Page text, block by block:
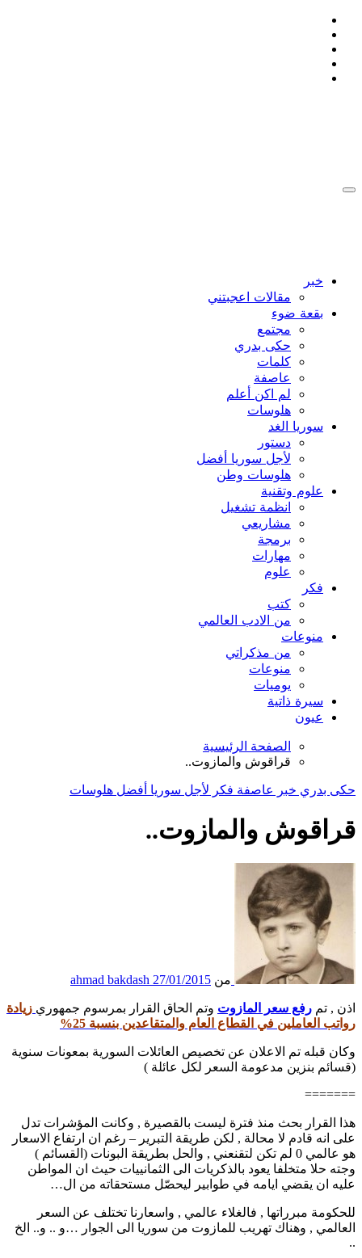
التجاوز
المحتوى
خبر
مقالات اعجبتني
بقعة ضوء
مجتمع
حكى بدري
كلمات
عاصفة
لم اكن أعلم
هلوسات
سوريا الغد
دستور
لأجل سوريا أفضل
هلوسات وطن
علوم وتقنية
انظمة تشغيل
مشاريعي
برمجة
مهارات
علوم
فكر
كتب
من الادب العالمي
منوعات
من مذكراتي
منوعات
يوميات
سيرة ذاتية
عيون
الصفحة الرئيسية
قراقوش والمازوت..
حكى بدري خبر عاصفة فكر لأجل سوريا أفضل هلوسات
قراقوش والمازوت..
من ahmad bakdash 27/01/2015
اذن , تم رفع سعر المازوت وتم الحاق القرار بمرسوم جمهوري زيادة
رواتب العاملين في القطاع العام والمتقاعدين بنسبة 25%
وكان قبله تم الاعلان عن تخصيص العائلات السورية بمعونات سنوية
(قسائم بنزين مدعومة السعر لكل عائلة )
=======
هذا القرار بحث منذ فترة ليست بالقصيرة , وكانت المؤشرات تدل
على انه قادم لا محالة , لكن طريقة التبرير – رغم ان ارتفاع الاسعار
هو عالمي 0 لم تكن لتقنعني , والحل بطريقة البونات (القسائم )
وجته حلا متخلفا يعود بالذكريات الى الثمانييات حيث ان المواطن
عليه ان يقضي ايامه في طوابير ليحصّل مستحقاته من ال…
للحكومة مبرراتها , فالغلاء عالمي , واسعارنا تختلف عن السعر
العالمي , وهناك تهريب للمازوت من سوريا الى الجوار …و .. و.. الخ
..